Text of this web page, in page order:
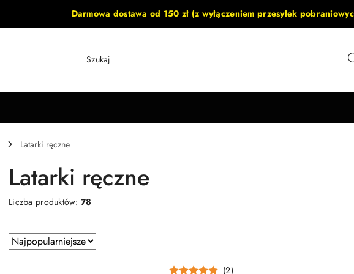
Darmowa dostawa od 150 zł (z wyłączeniem przesyłek
Latarki ręczne
Latarki ręczne
Liczba produktów:78
Zastosowano
sortowanie:
Sortuj
według
(2)